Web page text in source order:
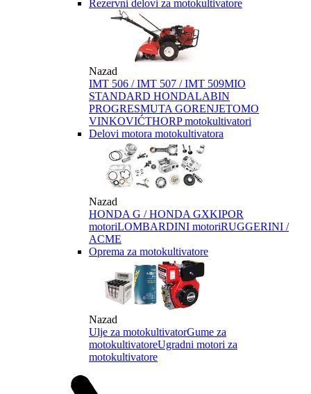
Rezervni delovi za motokultivatore
Nazad
IMT 506 / IMT 507 / IMT 509MIO
STANDARD HONDALABIN
PROGRESMUTA GORENJETOMO
VINKOVIĆTHORP motokultivatori
Delovi motora motokultivatora
Nazad
HONDA G / HONDA GXKIPOR
motoriLOMBARDINI motoriRUGGERINI /
ACME
Oprema za motokultivatore
Nazad
Ulje za motokultivatorGume za
motokultivatoreUgradni motori za
motokultivatore